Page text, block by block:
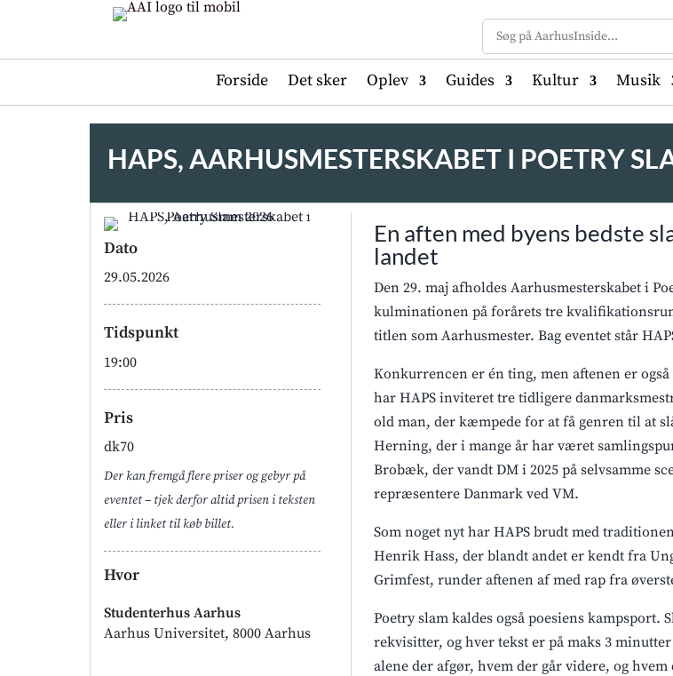
Forside Det sker Oplev Guides Kultur Musik
HAPS, AARHUSMESTERSKABET I POETRY
Dato
29.05.2026
Tidspunkt
19:00
Pris
dk70
Der kan fremgå flere priser og gebyr på
eventet – tjek derfor altid prisen i teksten
eller i linket til køb billet.
Hvor
Studenterhus Aarhus
Aarhus Universitet, 8000 Aarhus
En aften med byens bedste
landet
Den 29. maj afholdes Aarhusmesterskabet i
kulminationen på forårets tre
titlen som Aarhusmester. Bag eventet står
Konkurrencen er én ting, men aftenen er
har HAPS inviteret tre tidligere
old man, der kæmpede for at få genren til at
Herning, der i mange år har været
Brobæk, der vandt DM i 2025 på selvsamme
repræsentere Danmark ved VM.
Som noget nyt har HAPS brudt med
Henrik Hass, der blandt andet er kendt fra
Grimfest, runder aftenen af med rap fra
Poetry slam kaldes også poesiens kampsport.
rekvisitter, og hver tekst er på maks 3
alene der afgør, hvem der går videre, og